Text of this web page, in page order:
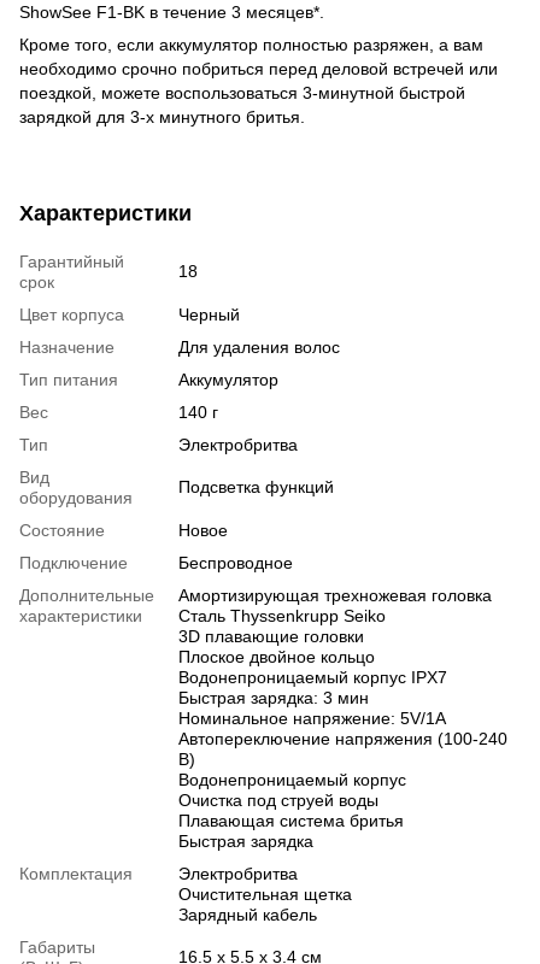
ShowSee F1-BK в течение 3 месяцев*.
Кроме того, если аккумулятор полностью разряжен, а вам
необходимо срочно побриться перед деловой встречей или
поездкой, можете воспользоваться 3-минутной быстрой
зарядкой для 3-х минутного бритья.
Характеристики
Гарантийный
срок
18
Цвет корпуса
Черный
Назначение
Для удаления волос
Тип питания
Аккумулятор
Вес
140 г
Тип
Электробритва
Вид
оборудования
Подсветка функций
Состояние
Новое
Подключение
Беспроводное
Дополнительные
характеристики
Амортизирующая трехножевая головка
Сталь Thyssenkrupp Seiko
3D плавающие головки
Плоское двойное кольцо
Водонепроницаемый корпус IPX7
Быстрая зарядка: 3 мин
Номинальное напряжение: 5V/1A
Автопереключение напряжения (100-240
В)
Водонепроницаемый корпус
Очистка под струей воды
Плавающая система бритья
Быстрая зарядка
Комплектация
Электробритва
Очистительная щетка
Зарядный кабель
Габариты
16.5 x 5.5 x 3.4 см